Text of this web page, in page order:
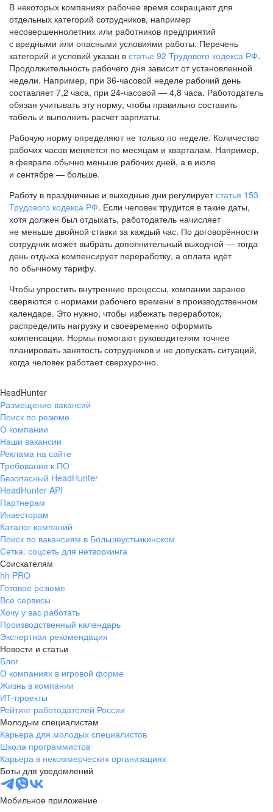
В некоторых компаниях рабочее время сокращают для
отдельных категорий сотрудников, например
несовершеннолетних или работников предприятий
с вредными или опасными условиями работы. Перечень
категорий и условий указан в статье 92 Трудового кодекса РФ.
Продолжительность рабочего дня зависит от установленной
недели. Например, при 36-часовой неделе рабочий день
составляет 7,2 часа, при 24-часовой — 4,8 часа. Работодатель
обязан учитывать эту норму, чтобы правильно составить
табель и выполнить расчёт зарплаты.
Рабочую норму определяют не только по неделе. Количество
рабочих часов меняется по месяцам и кварталам. Например,
в феврале обычно меньше рабочих дней, а в июле
и сентябре — больше.
Работу в праздничные и выходные дни регулируетстатья 153
Трудового кодекса РФ. Если человек трудится в такие даты,
хотя должен был отдыхать, работодатель начисляет
не меньше двойной ставки за каждый час. По договорённости
сотрудник может выбрать дополнительный выходной — тогда
день отдыха компенсирует переработку, а оплата идёт
по обычному тарифу.
Чтобы упростить внутренние процессы, компании заранее
сверяются с нормами рабочего времени в производственном
календаре. Это нужно, чтобы избежать переработок,
распределить нагрузку и своевременно оформить
компенсации. Нормы помогают руководителям точнее
планировать занятость сотрудников и не допускать ситуаций,
когда человек работает сверхурочно.
HeadHunter
Размещение вакансий
Поиск по резюме
О компании
Наши вакансии
Реклама на сайте
Требования к ПО
Безопасный HeadHunter
HeadHunter API
Партнерам
Инвесторам
Каталог компаний
Поиск по вакансиям в Большеустьикинском
Сетка: соцсеть для нетворкинга
Соискателям
hh PRO
Готовое резюме
Все сервисы
Хочу у вас работать
Производственный календарь
Экспертная рекомендация
Новости и статьи
Блог
О компаниях в игровой форме
Жизнь в компании
ИТ-проекты
Рейтинг работодателей России
Молодым специалистам
Карьера для молодых специалистов
Школа программистов
Карьера в некоммерческих организациях
Боты для уведомлений
Мобильное приложение